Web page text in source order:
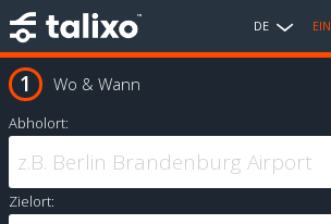
DE
Wo & Wann
Abholort:
Zielort: